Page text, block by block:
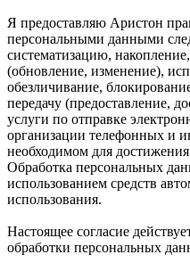
Я предоставляю Аристон
персональными данными
систематизацию,
(обновление, изменение),
обезличивание,
передачу (предоставление,
услуги по отправке
организации телефонных и
необходимом для
Обработка персональных
использованием средств
использования.
Настоящее согласие
обработки персональных